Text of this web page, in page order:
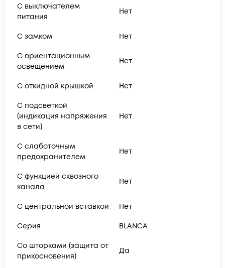
С выключателем
питания
Нет
С замком Нет
С ориентационным
освещением
Нет
С откидной крышкой Нет
С подсветкой
(индикация напряжения
в сети)
Нет
С слаботочным
предохранителем
Нет
С функцией сквозного
канала
Нет
С центральной вставкой Нет
Серия BLANCA
Со шторками (защита от
прикосновения)
Да